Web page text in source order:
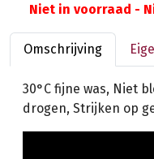
Niet in voorraad -
Omschrijving
30°C fijne was, Niet
drogen, Strijken op